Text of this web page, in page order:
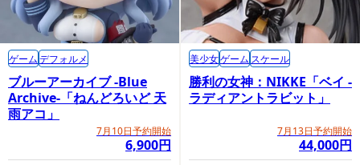
ブルーアーカイブ -Blue
Archive-「ねんどろいど 天
雨アコ」
7月10日予約開始
6,900円
ゲームデフォルメ
勝利の女神：NIKKE「ベイ -
ラディアントラビット」
7月13日予約開始
44,000円
美少女ゲーム スケール